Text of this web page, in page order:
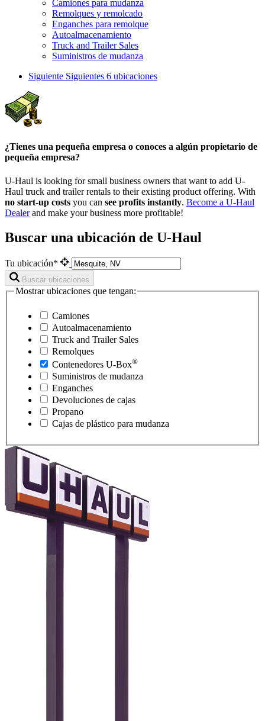
Camiones para mudanza
Remolques y remolcado
Enganches para remolque
Autoalmacenamiento
Truck and Trailer Sales
Suministros de mudanza
Siguiente Siguientes 6 ubicaciones
¿Tienes una pequeña empresa o conoces a algún propietario de
pequeña empresa?
U-Haul is looking for small business owners that want to add U-
Haul truck and trailer rentals to their existing product offering. With
no start-up costs you can see profits instantly. Become a U-Haul
Dealerand make your business more profitable!
Buscar una ubicación de U-Haul
Tu ubicación*
Buscar ubicaciones
Mostrar ubicaciones que tengan:
Camiones
Autoalmacenamiento
Truck and Trailer Sales
Remolques
Contenedores U-Box®
Suministros de mudanza
Enganches
Devoluciones de cajas
Propano
Cajas de plástico para mudanza